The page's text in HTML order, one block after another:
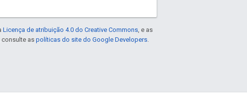
Licença de atribuição 4.0 do Creative Commons , e as
consulte aspolíticas do site do Google Developers